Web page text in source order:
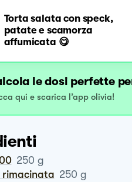
Torta salata con speck,
patate e scamorza
affumicata 😋
le dosi perfette
qui e scarica l’app olivia!
250 g
rimacinata 250 g